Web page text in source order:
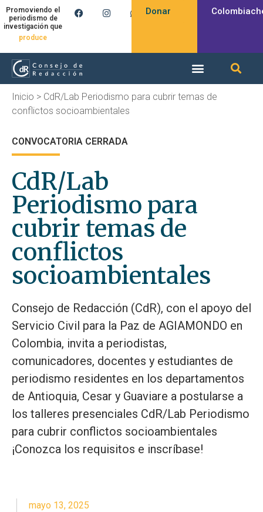
Promoviendo el
periodismo de
investigación que
produce
Donar
Inicio > CdR/Lab Periodismo para cubrir temas de
conflictos socioambientales
CONVOCATORIA CERRADA
CdR/Lab
Periodismo para
cubrir temas de
conflictos
socioambientales
Consejo de Redacción (CdR), con el apoyo del
Servicio Civil para la Paz de AGIAMONDO en
Colombia, invita a periodistas,
comunicadores, docentes y estudiantes de
periodismo residentes en los departamentos
de Antioquia, Cesar y Guaviare a postularse a
los talleres presenciales CdR/Lab Periodismo
para cubrir conflictos socioambientales
¡Conozca los requisitos e inscríbase!
mayo 13, 2025